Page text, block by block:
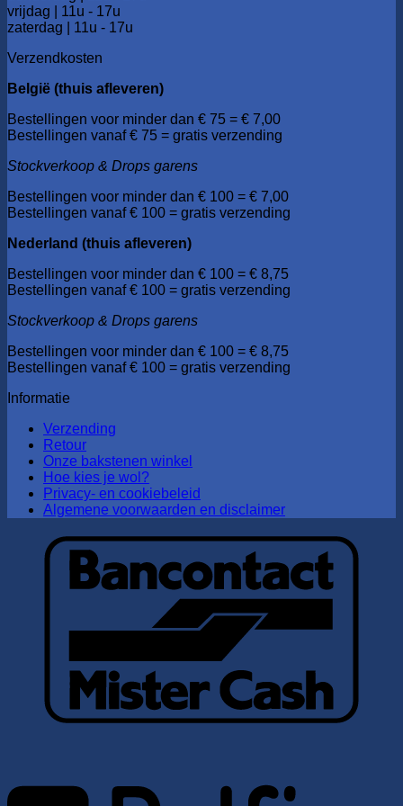
vrijdag | 11u - 17u
zaterdag | 11u - 17u
Verzendkosten
België (thuis afleveren)
Bestellingen voor minder dan € 75 = € 7,00
Bestellingen vanaf € 75 = gratis verzending
Stockverkoop & Drops garens
Bestellingen voor minder dan € 100 = € 7,00
Bestellingen vanaf € 100 = gratis verzending
Nederland (thuis afleveren)
Bestellingen voor minder dan € 100 = € 8,75
Bestellingen vanaf € 100 = gratis verzending
Stockverkoop & Drops garens
Bestellingen voor minder dan € 100 = € 8,75
Bestellingen vanaf € 100 = gratis verzending
Informatie
Verzending
Retour
Onze bakstenen winkel
Hoe kies je wol?
Privacy- en cookiebeleid
Algemene voorwaarden en disclaimer